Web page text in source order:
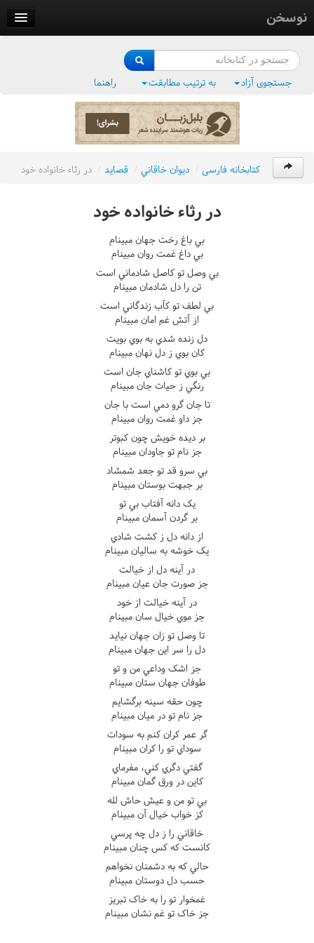
نوسخن
فرهنگ واژگان
جستجوی آزاد به ترتیب مطابقت راهنما
کتابخانه فارسی / ديوان خاقاني / قصايد / در رثاء خانواده خود
در رثاء خانواده خود
بي باغ رخت جهان مبينام
بي داغ غمت روان مبينام
بي وصل تو کاصل شادماني است
تن را دل شادمان مبينام
بي لطف تو کآب زندگاني است
از آتش غم امان مبينام
دل زنده شدي به بوي بويت
کان بوي ز دل نهان مبينام
بي بوي تو کاشناي جان است
رنگي ز حيات جان مبينام
تا جان گرو دمي است با جان
جز داو غمت روان مبينام
بر ديده خويش چون کبوتر
جز نام تو جاودان مبينام
بي سرو قد تو جعد شمشاد
بر جبهت بوستان مبينام
يک دانه آفتاب بي تو
بر گردن آسمان مبينام
از دانه دل ز کشت شادي
يک خوشه به ساليان مبينام
در آينه دل از خيالت
جز صورت جان عيان مبينام
در آينه خيالت از خود
جز موي خيال سان مبينام
تا وصل تو زان جهان نيايد
دل را سر اين جهان مبينام
جز اشک وداعي من و تو
طوفان جهان ستان مبينام
چون حقه سينه برگشايم
جز نام تو در ميان مبينام
گر عمر کران کنم به سودات
سوداي تو را کران مبينام
گفتي دگري کني، مفرماي
کاين در ورق گمان مبينام
بي تو من و عيش حاش لله
کز خواب خيال آن مبينام
خاقاني را ز دل چه پرسي
کانست که کس چنان مبينام
حالي که به دشمنان نخواهم
حسب دل دوستان مبينام
غمخوار تو را به خاک تبريز
جز خاک تو غم نشان مبينام